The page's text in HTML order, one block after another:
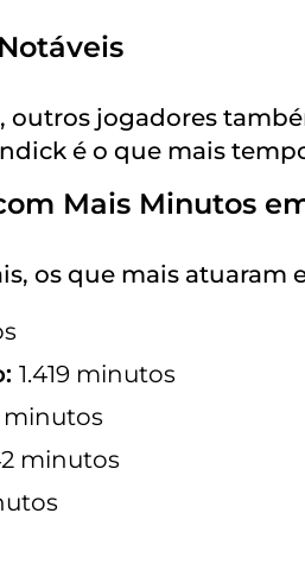
outros jogadores
é o que mais
Mais Minutos
os que mais atuaram
1.419 minutos
minutos
minutos